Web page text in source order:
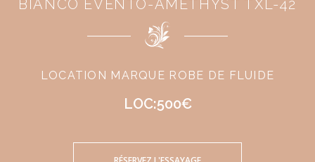
BIANCO EVENTO-AMETHYST TXL-42
LOCATION MARQUE ROBE DE FLUIDE
LOC:500€